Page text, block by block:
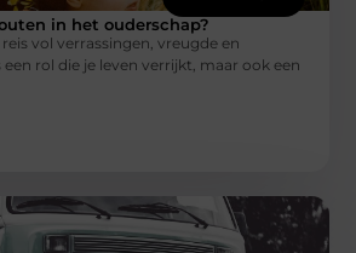
in het ouderschap?
vol verrassingen, vreugde en
rol die je leven verrijkt, maar ook een